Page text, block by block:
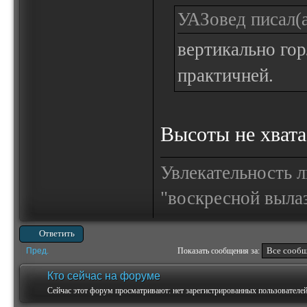
УАЗовед
вертикально
практичней.
Высоты не
Увлекательность
"воскресной
Ответить
Пред. Показать сообщения за:
Кто сейчас на форуме
Сейчас этот форум просматривают: нет зарегистрированных